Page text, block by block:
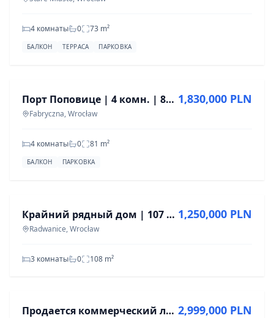
4 комнаты 0 73 m²
БАЛКОН ТЕРРАСА ПАРКОВКА
Порт Поповице | 4 комн. | 81м2 | Вид на парк | Без PCC
Fabryczna, Wrocław
1,830,000 PLN
4 комнаты 0 81 m²
БАЛКОН ПАРКОВКА
Крайний рядный дом | 107 м² | Большой сад | Радванице под Вроцлавом
Radwanice, Wrocław
1,250,000 PLN
3 комнаты 0 108 m²
Продается коммерческий локал в Кжики, 7 комнат, 217,6 м² 2,999,000 PLN